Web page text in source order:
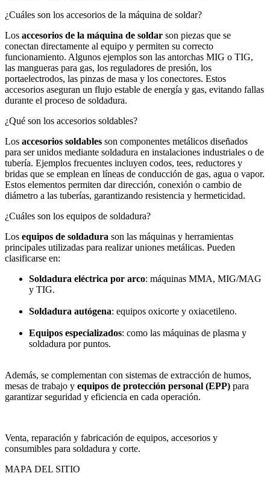
¿Cuáles son los accesorios de la máquina de soldar?
Los accesorios de la máquina de soldar son piezas que se
conectan directamente al equipo y permiten su correcto
funcionamiento. Algunos ejemplos son las antorchas MIG o TIG,
las mangueras para gas, los reguladores de presión, los
portaelectrodos, las pinzas de masa y los conectores. Estos
accesorios aseguran un flujo estable de energía y gas, evitando fallas
durante el proceso de soldadura.
¿Qué son los accesorios soldables?
Los accesorios soldables son componentes metálicos diseñados
para ser unidos mediante soldadura en instalaciones industriales o de
tubería. Ejemplos frecuentes incluyen codos, tees, reductores y
bridas que se emplean en líneas de conducción de gas, agua o vapor.
Estos elementos permiten dar dirección, conexión o cambio de
diámetro a las tuberías, garantizando resistencia y hermeticidad.
¿Cuáles son los equipos de soldadura?
Los equipos de soldadura son las máquinas y herramientas
principales utilizadas para realizar uniones metálicas. Pueden
clasificarse en:
Soldadura eléctrica por arco: máquinas MMA, MIG/MAG
y TIG.
Soldadura autógena: equipos oxicorte y oxiacetileno.
Equipos especializados: como las máquinas de plasma y
soldadura por puntos.
Además, se complementan con sistemas de extracción de humos,
mesas de trabajo y equipos de protección personal (EPP) para
garantizar seguridad y eficiencia en cada operación.
Venta, reparación y fabricación de equipos, accesorios y
consumibles para soldadura y corte.
MAPA DEL SITIO